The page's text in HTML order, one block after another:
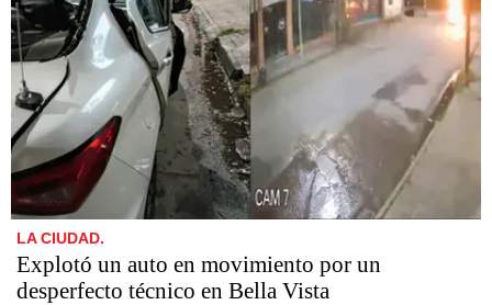
LA CIUDAD.
Explotó un auto en movimiento por un
desperfecto técnico en Bella Vista